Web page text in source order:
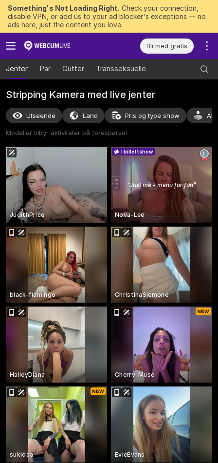
Something's Not Loading Right. Check your connection,
disable VPN, or add us to your ad blocker's exceptions — no
ads here, just the content you love.
Bli med gratis
Jenter Par Gutter Transseksuelle
Stripping Kamera med live jenter
Utseende Land Pris og type show
Modeller tilbyr aktiviteter på forespørsel
JudithPrice
“Just me - menu for fun”
I billettshow
Nova-Lee
black-flamingo ChristinaSiemone
HaileyDiana Cherry-Muse
sukidaa EvieEvans